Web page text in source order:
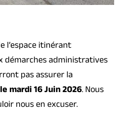
l’espace itinérant
démarches administratives
pas assurer la
mardi 16 Juin 2026. Nous
nous en excuser.